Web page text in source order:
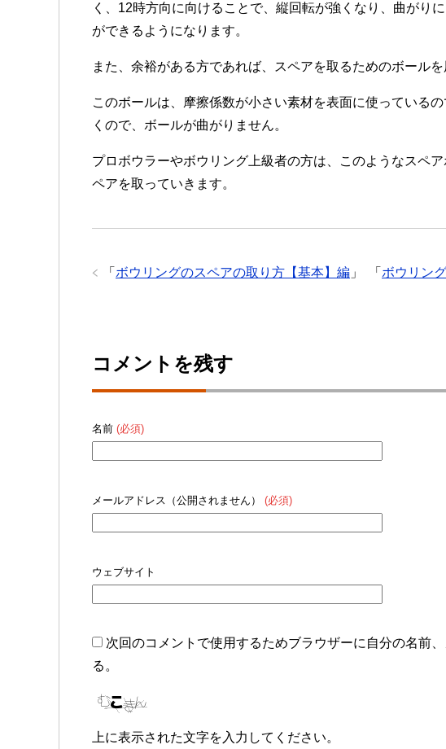
く、12時方向に向けることで、縦回転が強くなり、曲がり
ができるようになります。
また、余裕がある方であれば、スペアを取るためのボール
このボールは、摩擦係数が小さい素材を表面に使っている
くので、ボールが曲がりません。
プロボウラーやボウリング上級者の方は、このようなスペ
ペアを取っていきます。
「 ボウリン
「 ボウリングのスペアの取り方【基本】編 」
コメントを残す
名前 (必須)
メールアドレス（公開されません） (必須)
ウェブサイト
次回のコメントで使用するためブラウザーに自分の名前
る。
上に表示された文字を入力してください。